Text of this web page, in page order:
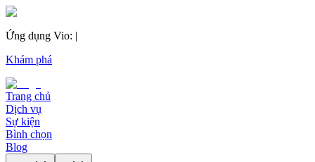
Ứng dụng Vio: |
Khám phá
Trang chủ
Dịch vụ
Sự kiện
Bình chọn
Blog